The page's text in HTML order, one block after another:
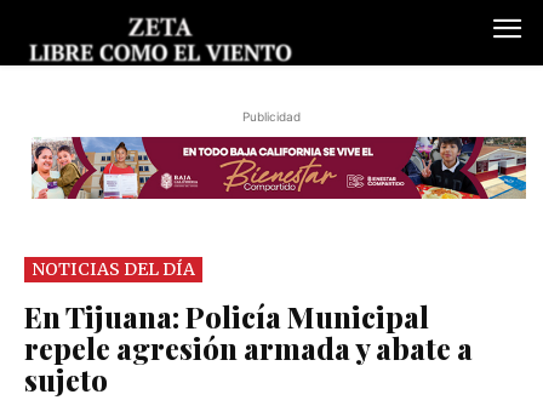
Publicidad
NOTICIAS DEL DÍA
En Tijuana: Policía Municipal
repele agresión armada y abate a
sujeto